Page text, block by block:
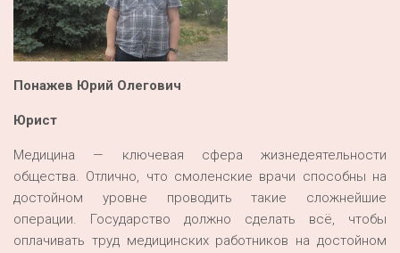
Понажев Юрий Олегович
Юрист
Медицина — ключевая сфера жизнедеятельности
общества. Отлично, что смоленские врачи способны на
достойном уровне проводить такие сложнейшие
операции. Государство должно сделать всё, чтобы
оплачивать труд медицинских работников на достойном